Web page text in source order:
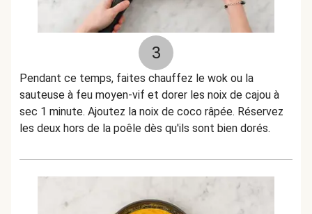
3
Pendant ce temps, faites chauffez le wok ou la
sauteuse à feu moyen-vif et dorer les noix de cajou à
sec 1 minute. Ajoutez la noix de coco râpée. Réservez
les deux hors de la poêle dès qu'ils sont bien dorés.